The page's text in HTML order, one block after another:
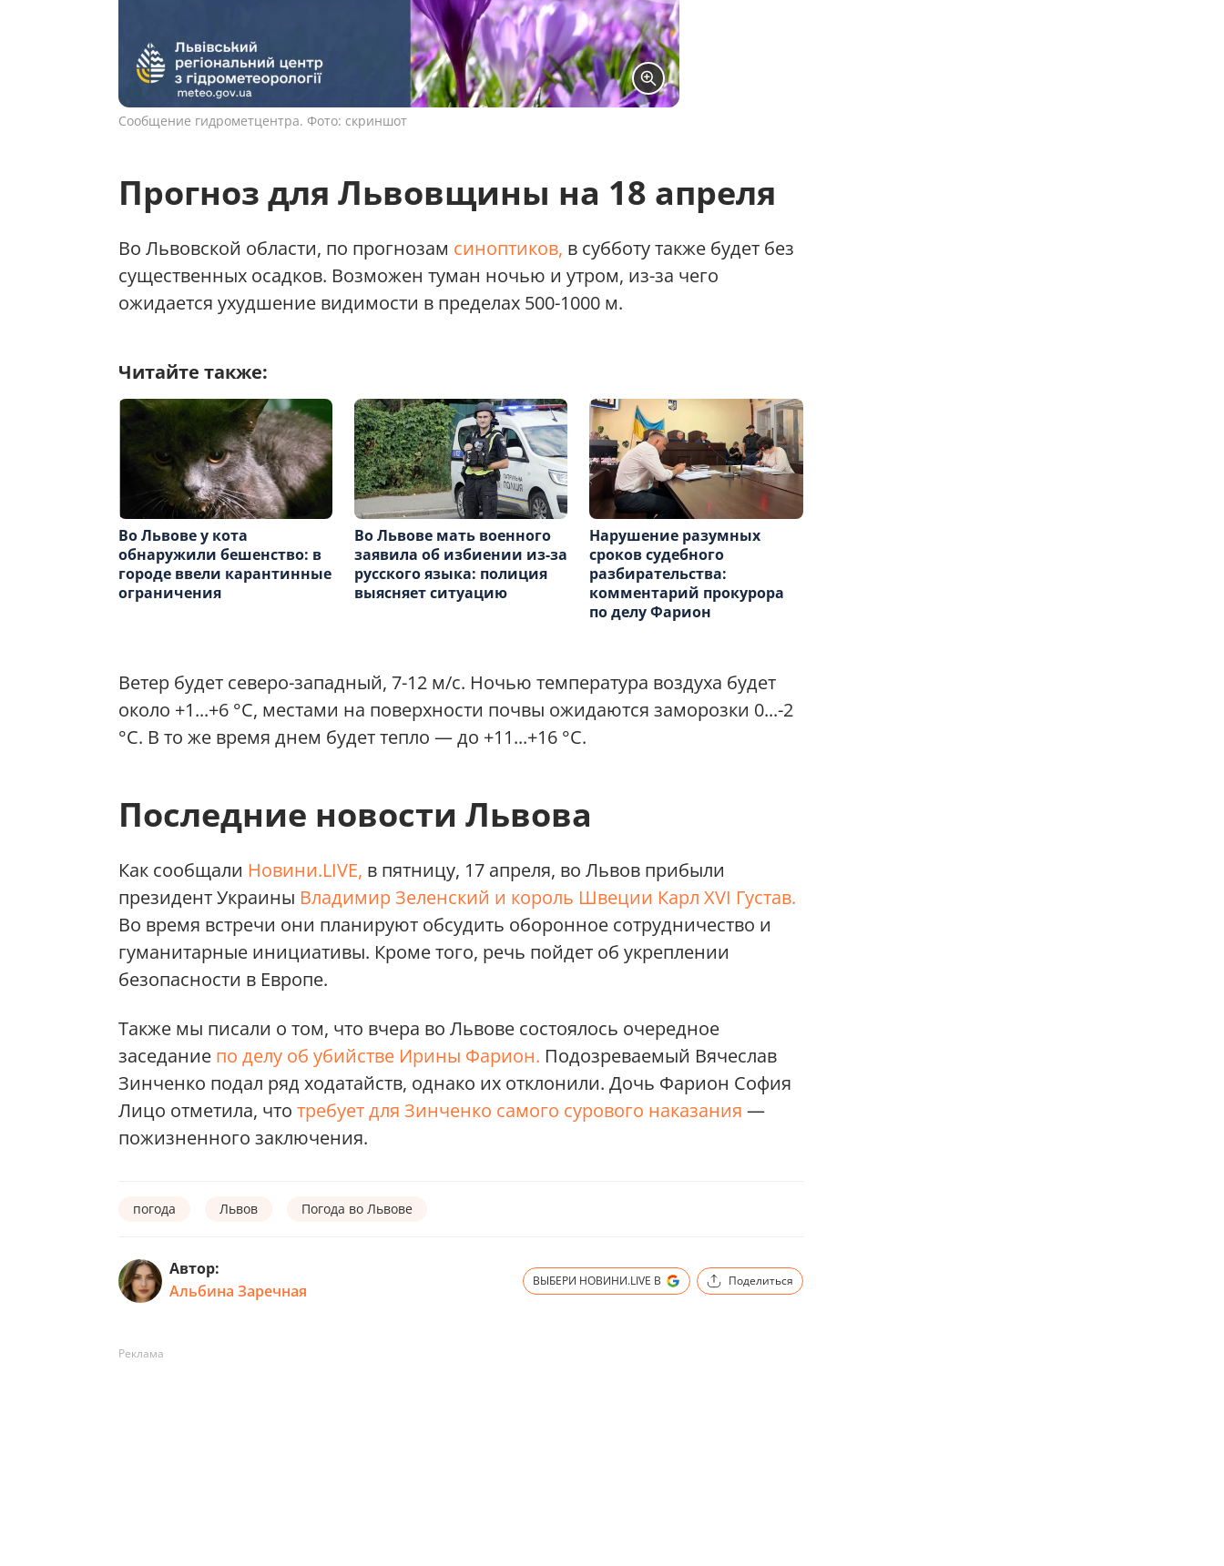
Сообщение гидрометцентра. Фото: скриншот
Прогноз для Львовщины на 18 апреля
Во Львовской области, по прогнозам синоптиков, в субботу также будет без
существенных осадков. Возможен туман ночью и утром, из-за чего
ожидается ухудшение видимости в пределах 500-1000 м.
Читайте также:
Во Львове у кота
обнаружили бешенство: в
городе ввели карантинные
ограничения
Во Львове мать военного
заявила об избиении из-за
русского языка: полиция
выясняет ситуацию
Нарушение разумных
сроков судебного
разбирательства:
комментарий прокурора
по делу Фарион
Ветер будет северо-западный, 7-12 м/с. Ночью температура воздуха будет
около +1...+6 °С, местами на поверхности почвы ожидаются заморозки 0...-2
°С. В то же время днем будет тепло — до +11...+16 °С.
Последние новости Львова
Как сообщали Новини.LIVE, в пятницу, 17 апреля, во Львов прибыли
президент Украины Владимир Зеленский и король Швеции Карл XVI Густав.
Во время встречи они планируют обсудить оборонное сотрудничество и
гуманитарные инициативы. Кроме того, речь пойдет об укреплении
безопасности в Европе.
Также мы писали о том, что вчера во Львове состоялось очередное
заседание по делу об убийстве Ирины Фарион. Подозреваемый Вячеслав
Зинченко подал ряд ходатайств, однако их отклонили. Дочь Фарион София
Лицо отметила, что требует для Зинченко самого сурового наказания —
пожизненного заключения.
погода Львов Погода во Львове
Автор:
Альбина Заречная
ВЫБЕРИ НОВИНИ.LIVE В Поделиться
Реклама